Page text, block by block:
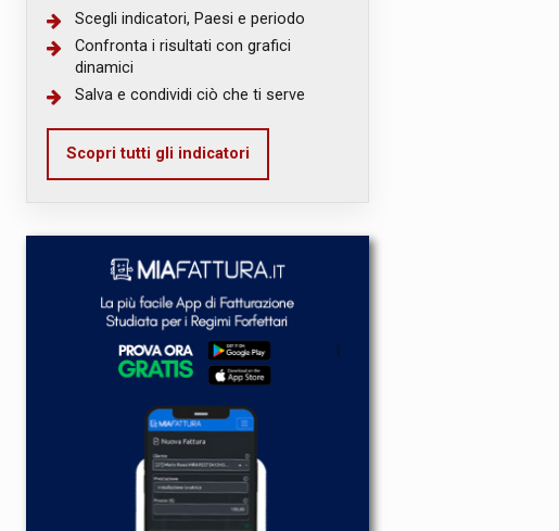
Scegli indicatori, Paesi e periodo
Confronta i risultati con grafici
dinamici
Salva e condividi ciò che ti serve
Scopri tutti gli indicatori